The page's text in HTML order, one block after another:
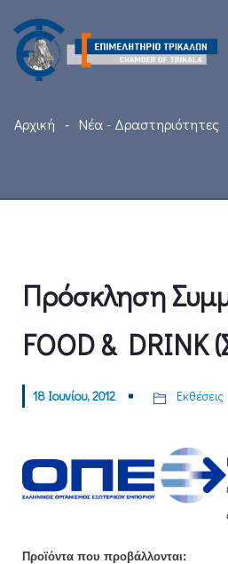
Αρχική Νέα - Δραστηριότητες
Πρόσκληση
FOOD & DRINK
18 Ιουνίου, 2012 Εκθέσεις
Προϊόντα που προβάλλονται: